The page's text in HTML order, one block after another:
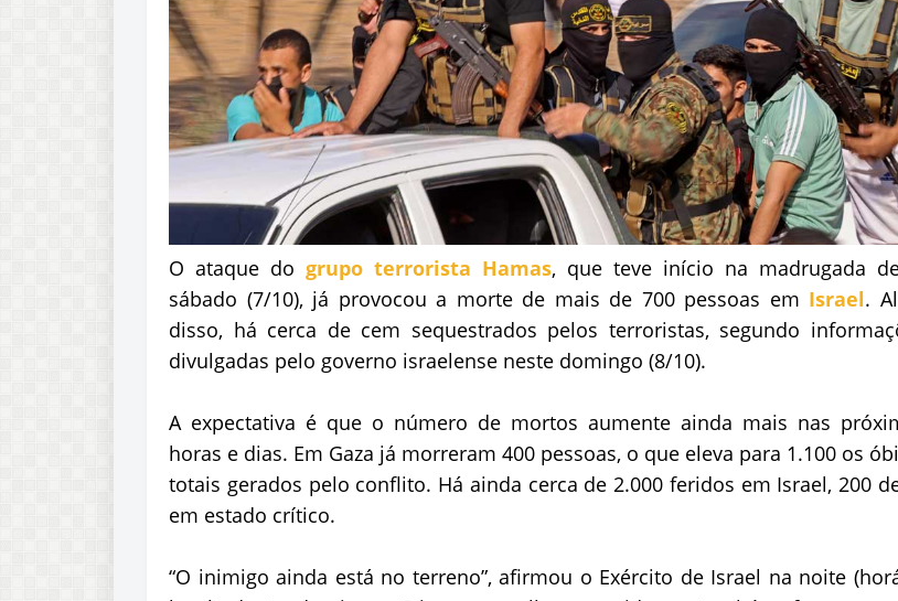
O ataque do grupo terrorista Hamas, que teve início na madrugada
sábado (7/10), já provocou a morte de mais de 700 pessoas em Israel.
disso, há cerca de cem sequestrados pelos terroristas, segundo
divulgadas pelo governo israelense neste domingo (8/10).
A expectativa é que o número de mortos aumente ainda mais nas
horas e dias. Em Gaza já morreram 400 pessoas, o que eleva para 1.100 os
totais gerados pelo conflito. Há ainda cerca de 2.000 feridos em Israel, 200
em estado crítico.
“O inimigo ainda está no terreno”, afirmou o Exército de Israel na noite